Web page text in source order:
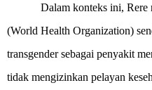
Dalam konteks ini, Rere
(World Health Organization)
transgender sebagai penyakit
tidak mengizinkan pelayan